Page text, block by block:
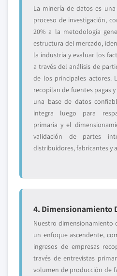
La minería de datos es
proceso de investigación,
20% a la metodología
estructura del mercado,
la industria y evaluar los
a través del análisis de
de los principales actores.
recopilan de fuentes pagas
una base de datos
integra luego para
primaria y el
validación de partes
distribuidores, fabricantes y
4. Dimensionamiento
Nuestro dimensionamiento
un enfoque ascendente,
ingresos de empresas
través de entrevistas
volumen de producción de